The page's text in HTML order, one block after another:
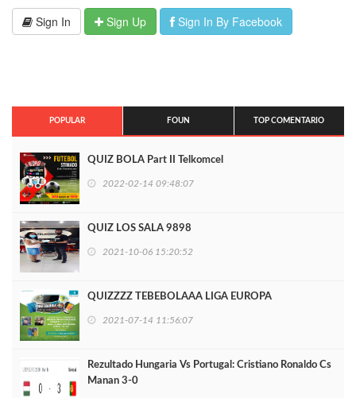
Sign In Sign Up Sign In By Facebook
POPULAR FOUN TOP COMENTARIO
QUIZ BOLA Part II Telkomcel
2022-02-14 09:48:07
QUIZ LOS SALA 9898
2021-10-06 15:20:52
QUIZZZZ TEBEBOLAAA LIGA EUROPA
2021-07-14 11:56:07
Rezultado Hungaria Vs Portugal: Cristiano Ronaldo Cs
Manan 3-0